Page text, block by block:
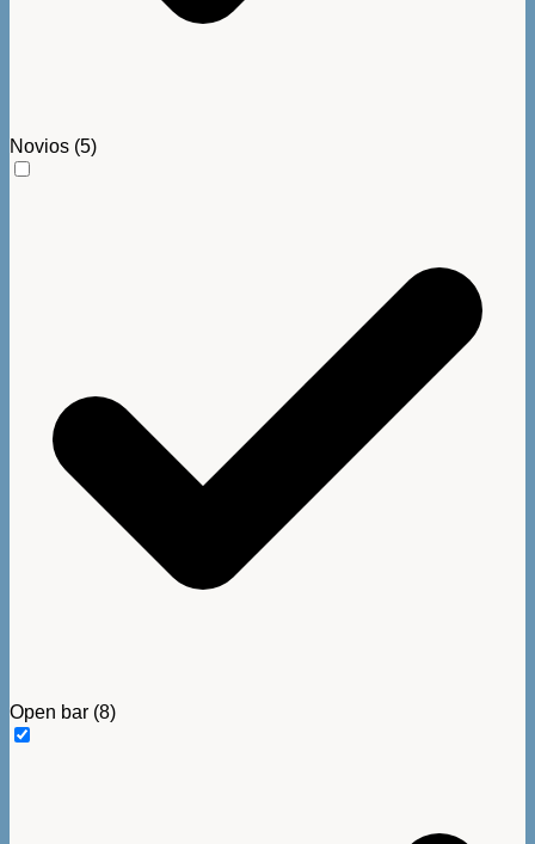
Novios (5)
Open bar (8)